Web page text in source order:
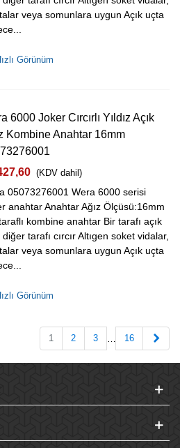
veya somunlara uygun Açık uçta
Görünüm
6000 Joker Cırcırlı Yıldız Açık
Kombine Anahtar 16mm
(KDV dahil)
05073276001 Wera 6000 serisi
anahtar Anahtar Ağız Ölçüsü:16mm
kombine anahtar Bir tarafı açık
diğer tarafı cırcır Altıgen soket vidalar,
veya somunlara uygun Açık uçta
Görünüm
1 2 3 16